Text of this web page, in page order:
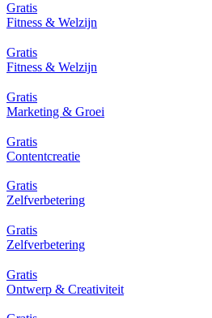
Gratis
Fitness & Welzijn
Gratis
Fitness & Welzijn
Gratis
Marketing & Groei
Gratis
Contentcreatie
Gratis
Zelfverbetering
Gratis
Zelfverbetering
Gratis
Ontwerp & Creativiteit